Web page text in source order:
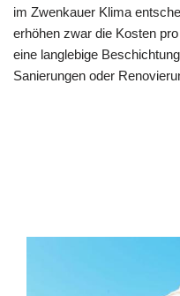
im Zwenkauer Klima
erhöhen zwar die Kosten
eine langlebige
Sanierungen oder